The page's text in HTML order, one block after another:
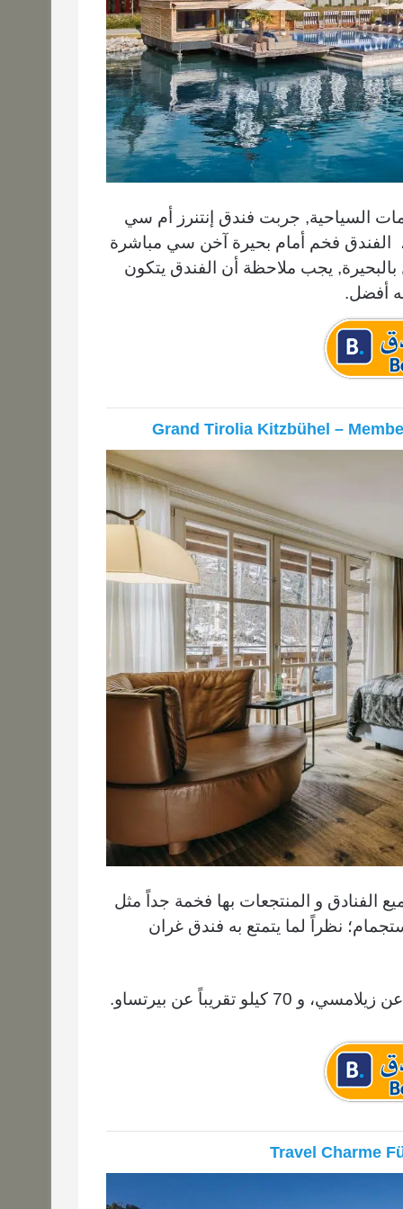
السياحية, جربت فندق إنتنرز أم سي
مباشرة
يجب ملاحظة أن الفندق يتكون
أفضل.
Grand Tirolia Kitzbühel –
الفنادق و المنتجعات بها فخمة جداً مثل
نظراً لما يتمتع به فندق غران
، و 70 كيلو تقريباً عن بيرتساو .
Travel Charme